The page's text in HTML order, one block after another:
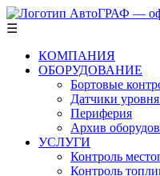
☰
КОМПАНИЯ
ОБОРУДОВАНИЕ
Бортовые
Датчики
Периферия
Архив
УСЛУГИ
Контроль
Контроль